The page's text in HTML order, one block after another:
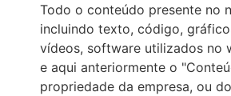
Todo o conteúdo presente no
incluindo texto, código,
vídeos, software utilizados no
e aqui anteriormente o
propriedade da empresa, ou